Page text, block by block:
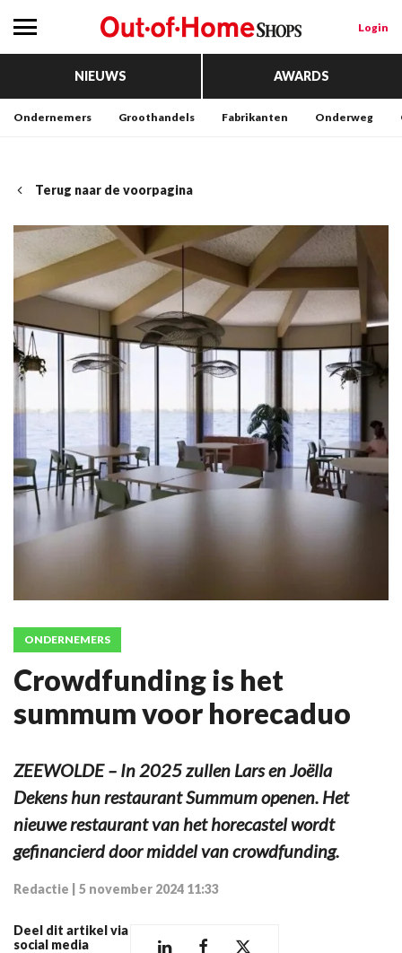
Login
NIEUWS AWARDS
Ondernemers Groothandels Fabrikanten Onderweg
Terug naar de voorpagina
ONDERNEMERS
Crowdfunding is het
summum voor horecaduo
ZEEWOLDE – In 2025 zullen Lars en Joëlla
Dekens hun restaurant Summum openen. Het
nieuwe restaurant van het horecastel wordt
gefinancierd door middel van crowdfunding.
Redactie 5 november 2024 11:33
Deel dit artikel via
social media